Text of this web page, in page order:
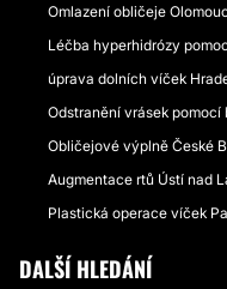
Omlazení obličeje Olomouc
Léčba hyperhidrózy
úprava dolních víček
Odstranění vrásek pomocí
Obličejové výplně České
Augmentace rtů Ústí nad
Plastická operace víček
DALŠÍ HLEDÁNÍ